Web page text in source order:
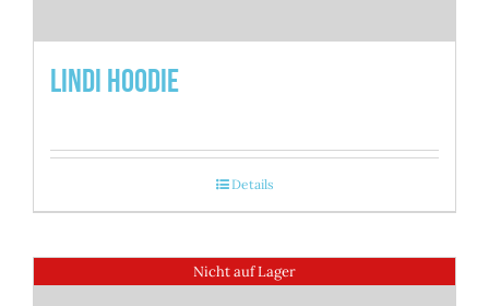
Lindi Hoodie
Details
Nicht auf Lager